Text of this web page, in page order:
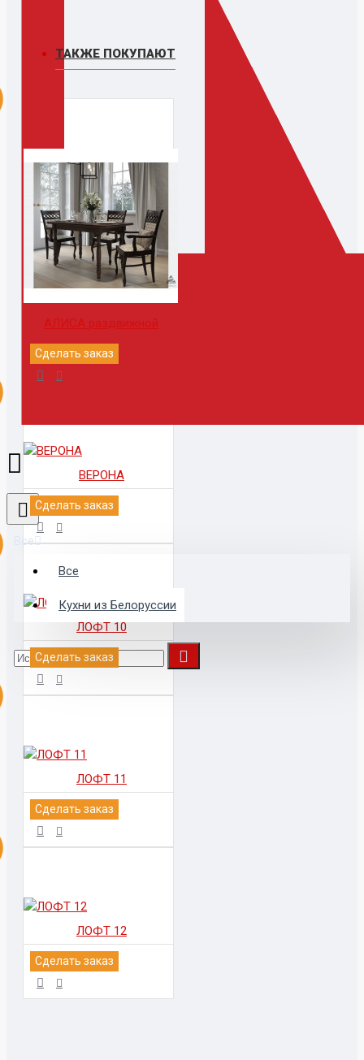
Все
Все
Кухни из Белоруссии
ТАКЖЕ ПОКУПАЮТ
АЛИСА раздвижной
Сделать заказ
ВЕРОНА
Сделать заказ
ЛОФТ 10
Сделать заказ
ЛОФТ 11
Сделать заказ
ЛОФТ 12
Сделать заказ